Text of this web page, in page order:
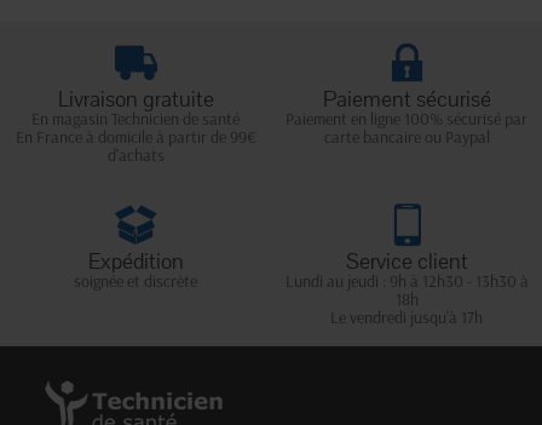
Livraison gratuite
En magasin Technicien de santé
En France à domicile à partir de 99€
d'achats
Paiement sécurisé
Paiement en ligne 100% sécurisé par
carte bancaire ou Paypal
Expédition
soignée et discrète
Service client
Lundi au jeudi : 9h à 12h30 - 13h30 à
18h
Le vendredi jusqu'à 17h